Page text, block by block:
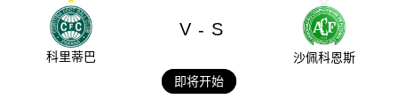
科里蒂巴
V - S
沙佩科恩斯
即将开始